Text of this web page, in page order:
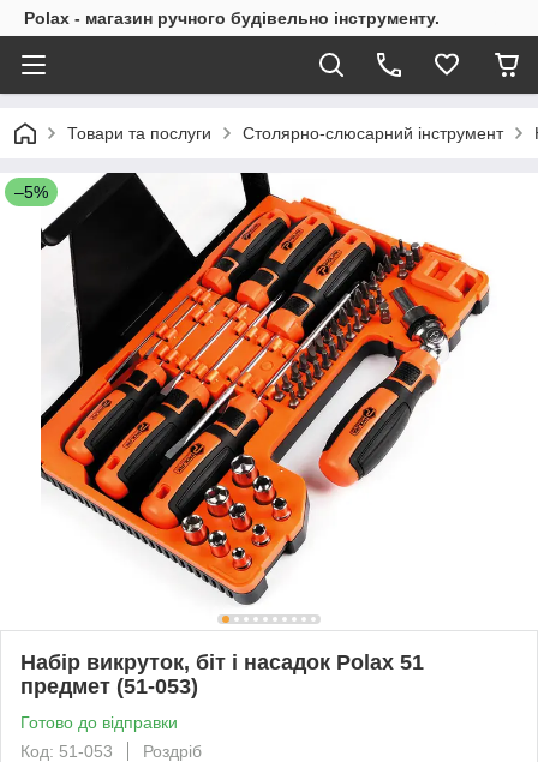
Polax - магазин ручного будівельно інструменту.
Товари та послуги Столярно-слюсарний інструмент
–5%
Набір викруток, біт і насадок Polax 51
предмет (51-053)
Готово до відправки
Код: 51-053
Роздріб